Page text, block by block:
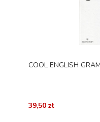
COOL ENGLISH
39,50 zł